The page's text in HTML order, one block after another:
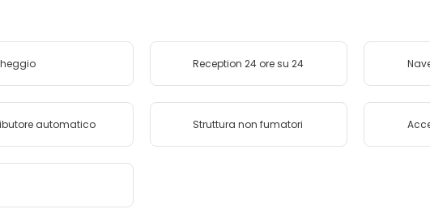
Reception 24 ore su 24
automatico Struttura non fumatori